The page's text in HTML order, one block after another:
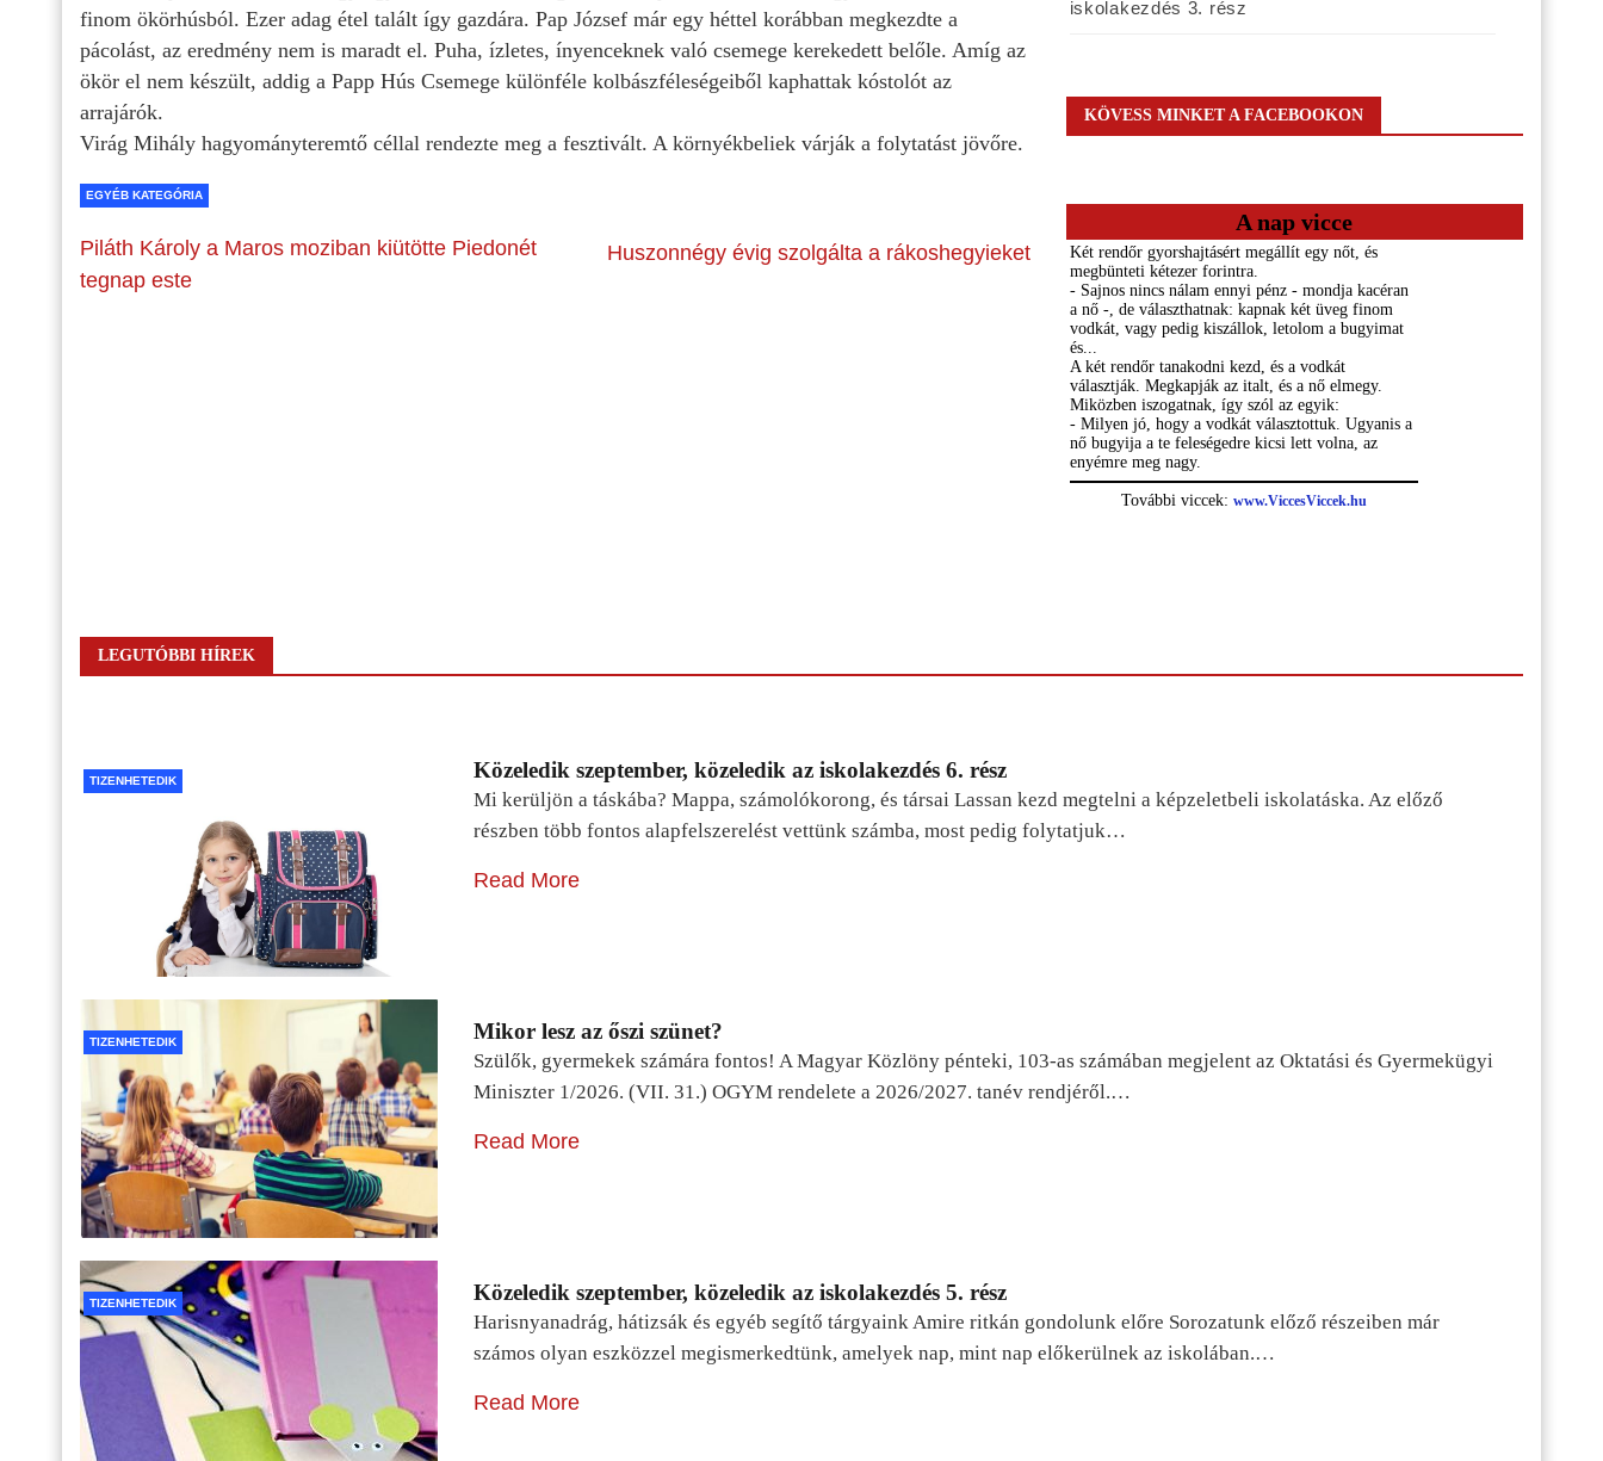
finom ökörhúsból. Ezer adag étel talált így gazdára. Pap József már egy héttel korábban megkezdte a
pácolást, az eredmény nem is maradt el. Puha, ízletes, ínyenceknek való csemege kerekedett belőle. Amíg az
ökör el nem készült, addig a Papp Hús Csemege különféle kolbászféleségeiből kaphattak kóstolót az
arrajárók.
Virág Mihály hagyományteremtő céllal rendezte meg a fesztivált. A környékbeliek várják a folytatást jövőre.
EGYÉB KATEGÓRIA
Piláth Károly a Maros moziban kiütötte Piedonét
tegnap este
Huszonnégy évig szolgálta a rákoshegyieket
iskolakezdés 3. rész
KÖVESS MINKET A FACEBOOKON
A nap vicce
LEGUTÓBBI HÍREK
TIZENHETEDIK Közeledik szeptember, közeledik az iskolakezdés 6. rész
Mi kerüljön a táskába? Mappa, számolókorong, és társai Lassan kezd megtelni a képzeletbeli iskolatáska. Az előző
részben több fontos alapfelszerelést vettünk számba, most pedig folytatjuk…
Read More
TIZENHETEDIK Mikor lesz az őszi szünet?
Szülők, gyermekek számára fontos! A Magyar Közlöny pénteki, 103-as számában megjelent az Oktatási és Gyermekügyi
Miniszter 1/2026. (VII. 31.) OGYM rendelete a 2026/2027. tanév rendjéről.…
Read More
TIZENHETEDIK Közeledik szeptember, közeledik az iskolakezdés 5. rész
Harisnyanadrág, hátizsák és egyéb segítő tárgyaink Amire ritkán gondolunk előre Sorozatunk előző részeiben már
számos olyan eszközzel megismerkedtünk, amelyek nap, mint nap előkerülnek az iskolában.…
Read More